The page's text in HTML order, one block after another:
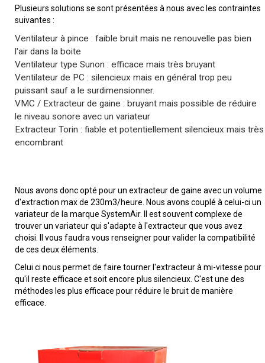
Plusieurs solutions se sont présentées à nous avec les contraintes
suivantes :
Ventilateur à pince : faible bruit mais ne renouvelle pas bien
l'air dans la boite
Ventilateur type Sunon : efficace mais très bruyant
Ventilateur de PC : silencieux mais en général trop peu
puissant sauf a le surdimensionner.
VMC / Extracteur de gaine : bruyant mais possible de réduire
le niveau sonore avec un variateur
Extracteur Torin : fiable et potentiellement silencieux mais très
encombrant
Nous avons donc opté pour un extracteur de gaine avec un volume
d'extraction max de 230m3/heure. Nous avons couplé à celui-ci un
variateur de la marque SystemAir. Il est souvent complexe de
trouver un variateur qui s'adapte à l'extracteur que vous avez
choisi. Il vous faudra vous renseigner pour valider la compatibilité
de ces deux éléments.
Celui ci nous permet de faire tourner l'extracteur à mi-vitesse pour
qu'il reste efficace et soit encore plus silencieux. C'est une des
méthodes les plus efficace pour réduire le bruit de manière
efficace.